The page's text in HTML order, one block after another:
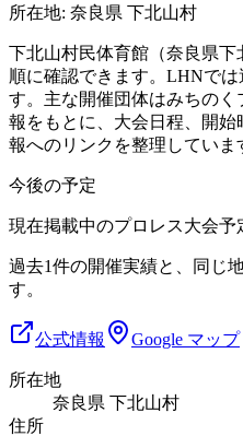
所在地: 奈良県 下北山村
下北山村民体育館（奈良県
順に確認できます。LHNで
す。主な開催団体はみちの
報をもとに、大会日程、開
報へのリンクを整理していま
今後の予定
現在掲載中のプロレス大会予
過去1件の開催実績と、同じ
す。
公式情報 Google マップ
所在地
奈良県 下北山村
住所